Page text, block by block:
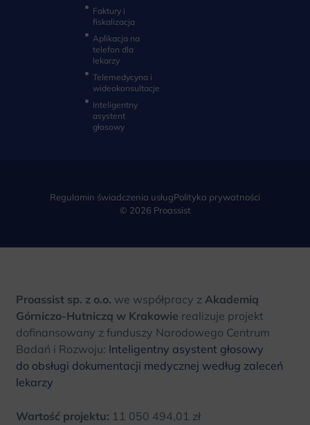
Faktury i
fiskalizacja
Aplikacja na
telefon dla
lekarzy
Telemedycyna i
wideokonsultacje‎
Inteligentny
asystent
głosowy
Regulamin świadczenia usługPolityka prywatności
© 2026 Proassist
Proassist sp. z o.o. we współpracy z Akademią
Górniczo-Hutniczą w Krakowie realizuje projekt
dofinansowany z funduszy Narodowego Centrum
Badań i Rozwoju: Inteligentny asystent głosowy
do obsługi dokumentacji medycznej według zaleceń
lekarzy
Wartość projektu: 11 050 494,01 zł